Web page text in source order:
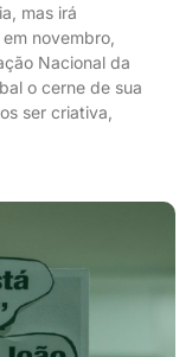
mas irá
novembro,
Nacional da
o cerne de sua
ser criativa,